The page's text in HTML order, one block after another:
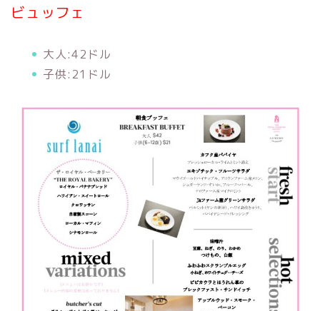
ビュッフェ
大人:42ドル
子供:21ドル